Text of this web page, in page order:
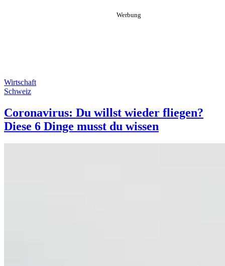
Wirtschaft
Schweiz
Coronavirus: Du willst wieder fliegen?
Diese 6 Dinge musst du wissen